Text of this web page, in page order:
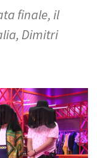
finale, il
Dimitri